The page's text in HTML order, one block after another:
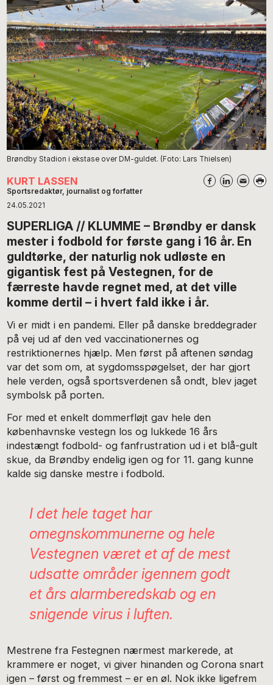
Brøndby Stadion i ekstase over DM-guldet. (Foto: Lars Thielsen)
KURT LASSEN
Sportsredaktør, journalist og forfatter
24.05.2021
SUPERLIGA // KLUMME – Brøndby er dansk
mester i fodbold for første gang i 16 år. En
guldtørke, der naturlig nok udløste en
gigantisk fest på Vestegnen, for de
færreste havde regnet med, at det ville
komme dertil – i hvert fald ikke i år.
Vi er midt i en pandemi. Eller på danske breddegrader
på vej ud af den ved vaccinationernes og
restriktionernes hjælp. Men først på aftenen søndag
var det som om, at sygdomsspøgelset, der har gjort
hele verden, også sportsverdenen så ondt, blev jaget
symbolsk på porten.
For med et enkelt dommerfløjt gav hele den
københavnske vestegn los og lukkede 16 års
indestængt fodbold- og fanfrustration ud i et blå-gult
skue, da Brøndby endelig igen og for 11. gang kunne
kalde sig danske mestre i fodbold.
I det hele taget har
omegnskommunerne og hele
Vestegnen været et af de mest
udsatte områder igennem godt
et års alarmberedskab og en
snigende virus i luften.
Mestrene fra Festegnen nærmest markerede, at
krammere er noget, vi giver hinanden og Corona snart
igen – først og fremmest – er en øl. Nok ikke ligefrem